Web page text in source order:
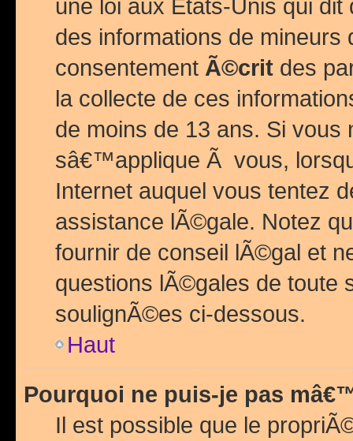
une loi aux Etats-Unis qui
des informations de mineurs
consentement Ã©crit des
la collecte de ces
de moins de 13 ans. Si
sâ€™applique Ã vous,
Internet auquel vous tentez
assistance lÃ©gale. Notez
fournir de conseil lÃ©gal et
questions lÃ©gales de
soulignÃ©es ci-dessous.
Haut
Pourquoi ne puis-je pas
Il est possible que le